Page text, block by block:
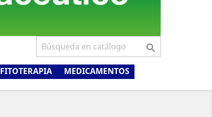

FITOTERAPIA MEDICAMENTOS